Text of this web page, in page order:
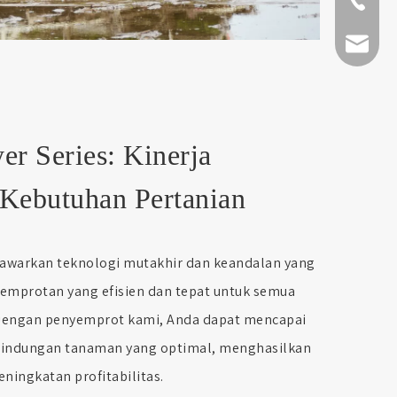
Series: Kinerja
Pertanian
teknologi mutakhir dan keandalan yang
yang efisien dan tepat untuk semua
penyemprot kami, Anda dapat mencapai
tanaman yang optimal, menghasilkan
profitabilitas.